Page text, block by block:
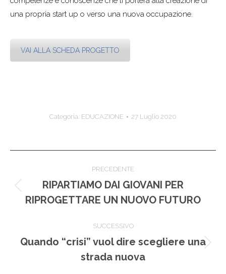
una propria start up o verso una nuova occupazione.
VAI ALLA SCHEDA PROGETTO
Categoria: EDUCAZIONE 27 Luglio 2020
PRECEDENTE
precedente:
RIPARTIAMO DAI GIOVANI PER
RIPROGETTARE UN NUOVO FUTURO
SUCCESSIVO
post:
Quando “crisi” vuol dire scegliere una
strada nuova